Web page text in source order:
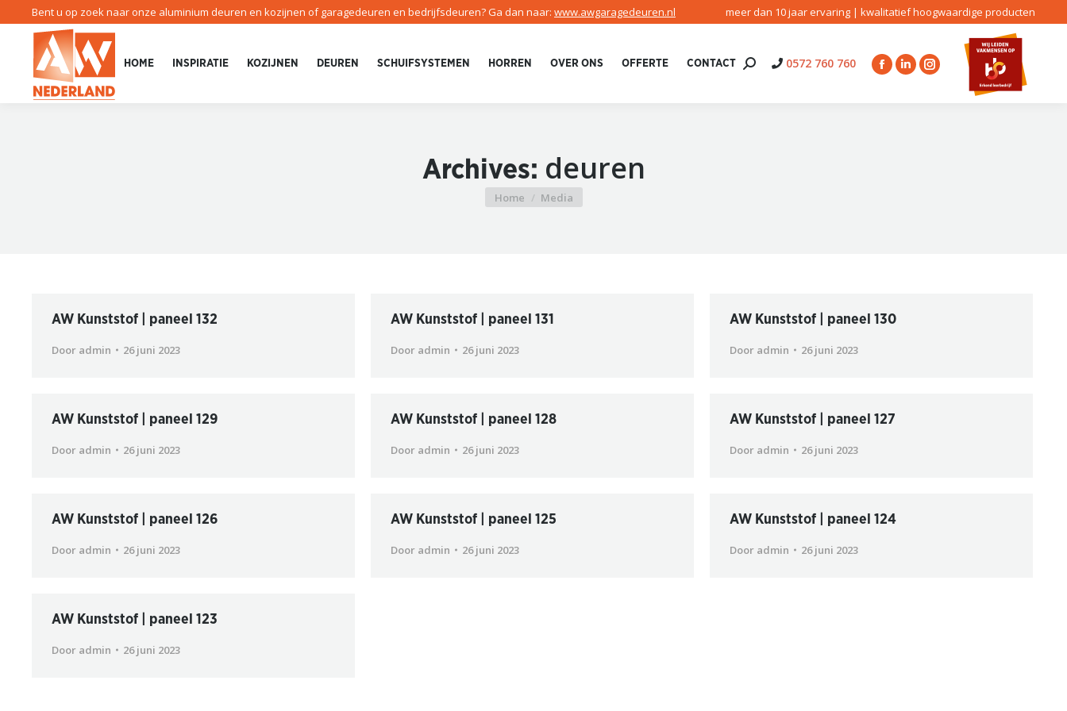
Bent u op zoek naar onze aluminium deuren en kozijnen of garagedeuren en bedrijfsdeuren? Ga dan naar: www.awgaragedeuren.nl meer dan 10 jaar ervaring | kwalitatief hoogwaardige producten
HOME INSPIRATIE KOZIJNEN DEUREN SCHUIFSYSTEMEN HORREN OVER ONS OFFERTE CONTACT Search:0572 760 760
Facebook
LinkedinInstagram
Archives: deuren
Je bent hier:
Home Media
AW Kunststof | paneel 132
Door admin 26 juni 2023
AW Kunststof | paneel 131
Door admin 26 juni 2023
AW Kunststof | paneel 130
Door admin 26 juni 2023
AW Kunststof | paneel 129
Door admin 26 juni 2023
AW Kunststof | paneel 128
Door admin 26 juni 2023
AW Kunststof | paneel 127
Door admin 26 juni 2023
AW Kunststof | paneel 126
Door admin 26 juni 2023
AW Kunststof | paneel 125
Door admin 26 juni 2023
AW Kunststof | paneel 124
Door admin 26 juni 2023
AW Kunststof | paneel 123
Door admin 26 juni 2023